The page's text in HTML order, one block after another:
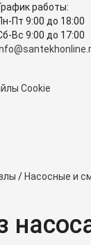
работы:
Пт 9:00 до 18:00
Вс 9:00 до 17:00
Cookie
/ Насосные и